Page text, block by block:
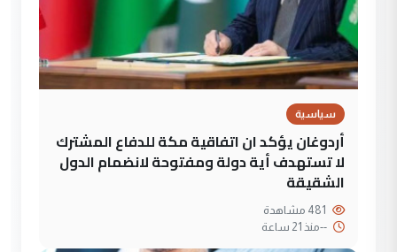
سياسية
أردوغان يؤكد ان اتفاقية مكة للدفاع المشترك
لا تستهدف أية دولة ومفتوحة لانضمام الدول
الشقيقة
--منذ 21 ساعة